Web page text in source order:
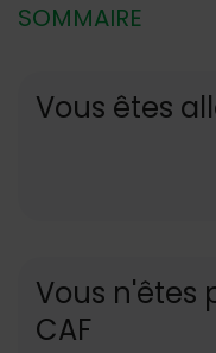
SOMMAIRE
Vous êtes
Vous n'êtes
CAF